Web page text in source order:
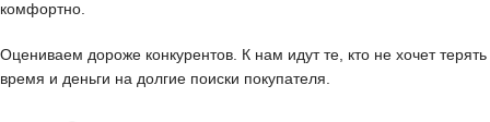
комфортно.
Оцениваем дороже конкурентов. К нам идут те, кто не хочет терять
время и деньги на долгие поиски покупателя.